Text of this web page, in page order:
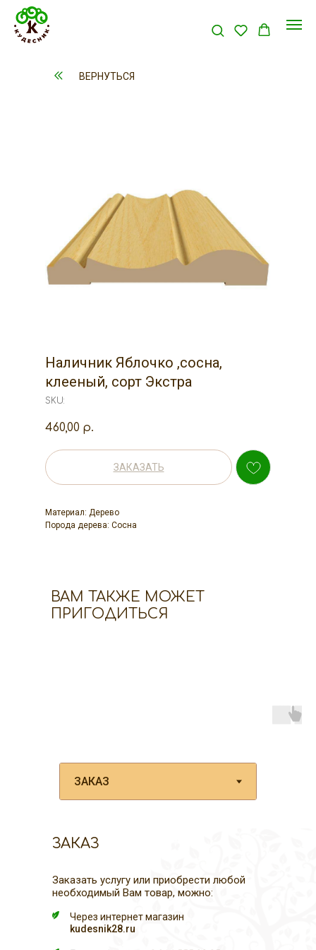
ВЕРНУТЬСЯ
Наличник Яблочко ,сосна,
клееный, сорт Экстра
SKU:
460,00 р.
ЗАКАЗАТЬ
Материал: Дерево
Порода дерева: Сосна
ВАМ ТАКЖЕ МОЖЕТ
ПРИГОДИТЬСЯ
ЗАКАЗ
Через интернет магазин
kudesnik28.ru
Заказать услугу или приобрести любой
необходимый Вам товар, можно: